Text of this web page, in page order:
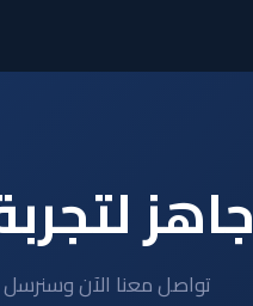
جاهز
تواصل معنا الآن